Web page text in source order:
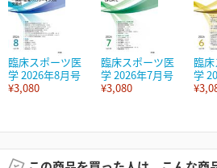
臨床スポーツ医
学 2026年8月号
¥3,080
臨床スポーツ医
学 2026年7月号
¥3,080
臨
学